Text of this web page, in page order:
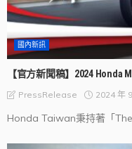
國內新訊
【官方新聞稿】2024 Honda
PressRelease 2024 年
Honda Taiwan秉持著「